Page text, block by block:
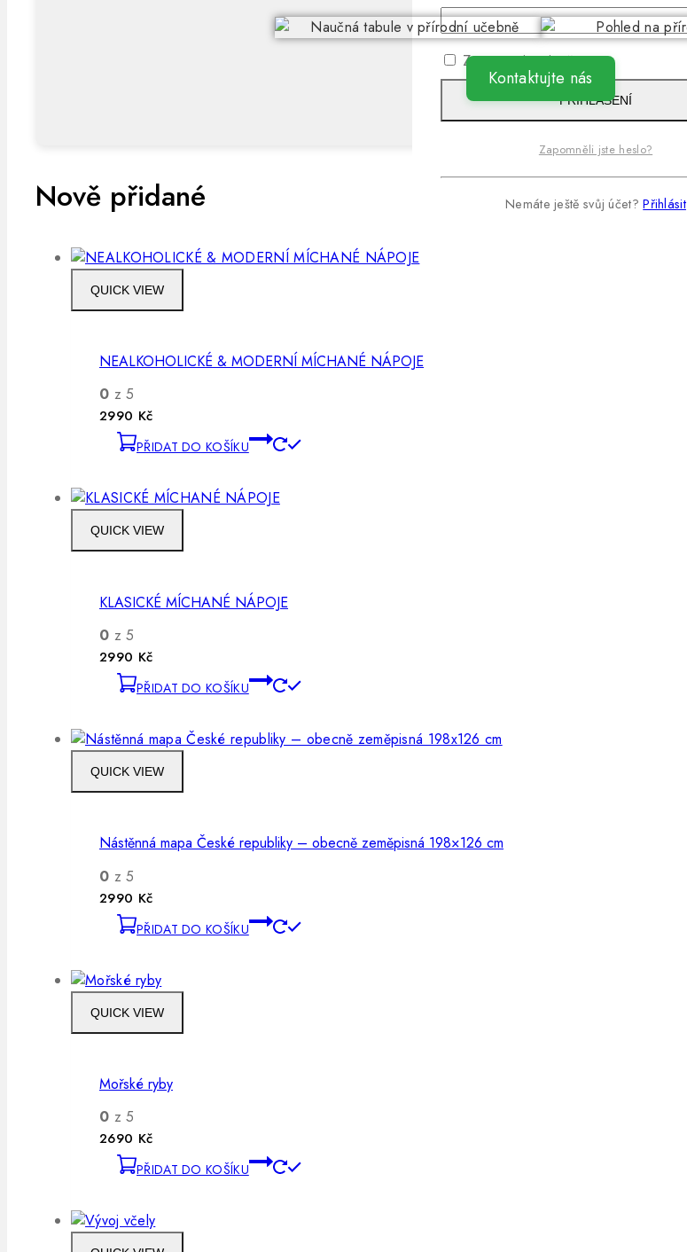
Kontaktujte nás
Nově přidané
QUICK VIEW
NEALKOHOLICKÉ & MODERNÍ MÍCHANÉ NÁPOJE
0 z 5
2990 Kč
PŘIDAT DO KOŠÍKU
QUICK VIEW
KLASICKÉ MÍCHANÉ NÁPOJE
0 z 5
2990 Kč
PŘIDAT DO KOŠÍKU
QUICK VIEW
Nástěnná mapa České republiky – obecně zeměpisná 198×126 cm
0 z 5
2990 Kč
PŘIDAT DO KOŠÍKU
QUICK VIEW
Mořské ryby
0 z 5
2690 Kč
PŘIDAT DO KOŠÍKU
Zapamatujte si mě
PŘIHLÁŠENÍ
Zapomněli jste heslo?
Nemáte ještě svůj účet?Přihlásit